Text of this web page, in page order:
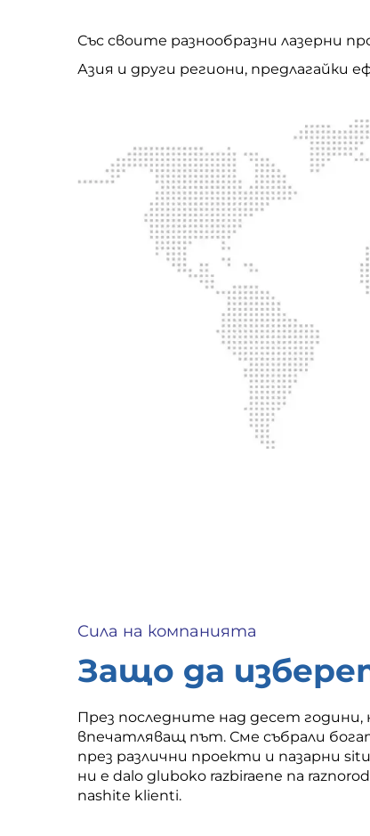
Със своите разнообразни лазерни
Азия и други региони, предлагайки
Сила на компанията
Защо да
През последните над десет години,
впечатляващ път. Сме събрали
през различни проекти и пазарни
ни e dalo gluboko razbiraene na
nashite klienti.